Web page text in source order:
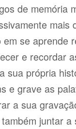
de memória
mais
em se aprende
e recordar
sua própria
e grave as
a sua
juntar a